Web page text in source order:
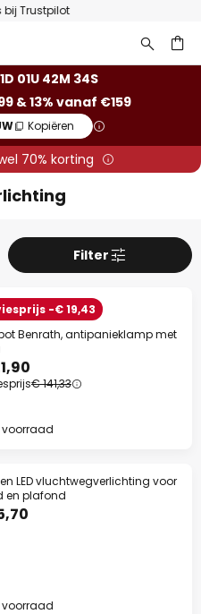
lampen
01U 42M 33S
& 13% vanaf €159
Kopiëren
70% korting
Filter
-€ 19,43
Benrath, antipanieklamp met
€ 141,33
voorraad
LED vluchtwegverlichting voor
en plafond
voorraad
vanaf €99
vanaf €159
Kopiëren
merken